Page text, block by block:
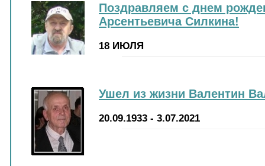
Поздравляем с днем
Арсентьевича Силкина!
18 ИЮЛЯ
Ушел из жизни Валентин
20.09.1933 - 3.07.2021